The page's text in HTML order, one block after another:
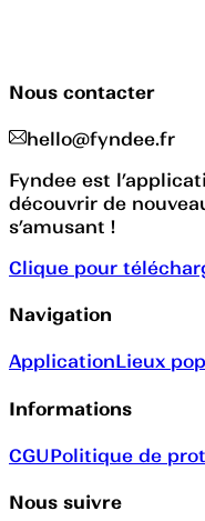
Nous contacter
hello@fyndee.fr
Fyndee est
découvrir de
s’amusant !
Clique pour
Navigation
ApplicationLieux
Informations
CGUPolitique de
Nous suivre